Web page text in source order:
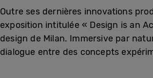
Outre ses dernières innovations
exposition intitulée « Design is an
design de Milan. Immersive par
dialogue entre des concepts